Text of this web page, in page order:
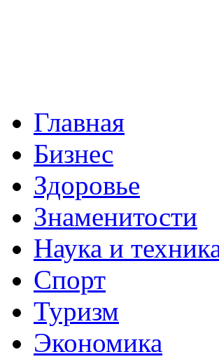
Главная
Бизнес
Здоровье
Знаменитости
Наука и
Спорт
Туризм
Экономика